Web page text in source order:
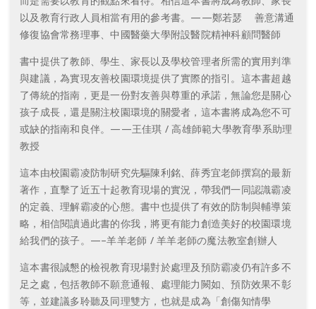
以及教育行政人員相當有用的參考書。——鄭若瑟 善意溝通
修復協會常務理事、中國醫藥大學附設醫院精神科顧問醫師
書中提供了教師、學生、家長以及學校管理者所需的實用判準
與建議，為實現友善校園環境提供了實際的指引。這本書超越
了傳統的指南，更是一份對友善與尊重的承諾，無論您是關心
孩子成長，還是關注校園環境的關愛者，這本書將成為您不可
或缺的指南和良伴。——王佳琪 / 高雄師範大學教育學系助理
教授
這本由校園霸凌防制研究先驅陳利銘、薛秀宜老師撰寫的最新
著作，直擊了近五十起教育現場的實況，帶我們一同認識霸凌
的定義、理解霸凌的心態。書中也提供了有效的防制與輔導策
略，相信閱讀過此書的你我，將更有能力創造美好的校園環境
給我們的孩子。—–羊羊老師 / 羊羊老師の魔法教室創辦人
這本書很誠懇的檢視教育現場對於處理及預防霸凌仍有許多不
足之處，包括教師不願意通報、處理能力闕如、預防效果不彰
等，並建議多聆聽及同理雙方，也就是成為「創傷知情學